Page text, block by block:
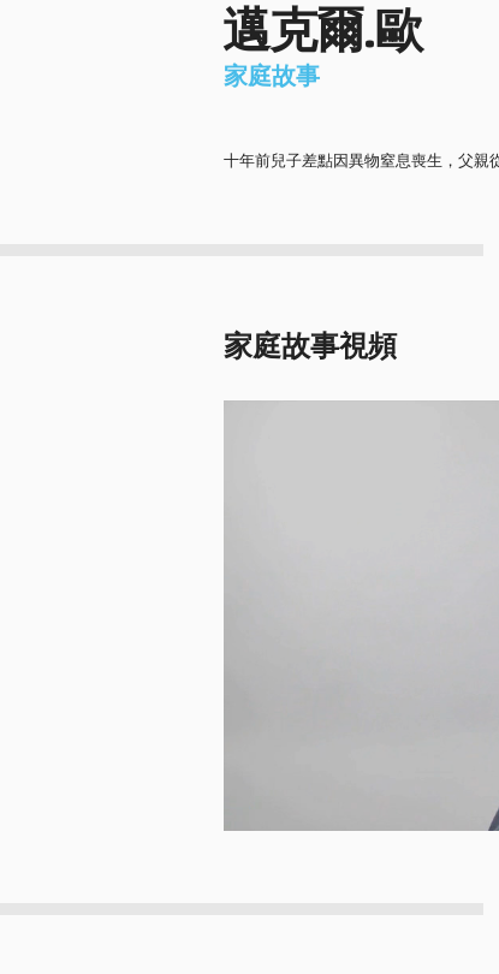
邁克爾.歐
家庭故事
十年前兒子差點因異物窒息喪生，父親
家庭故事視頻